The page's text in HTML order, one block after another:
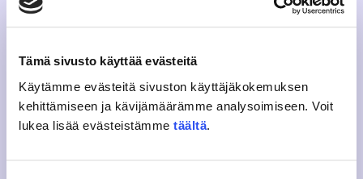
Tämä sivusto käyttää evästeitä
Käytämme evästeitä sivuston käyttäjäkokemuksen
kehittämiseen ja kävijämäärämme analysoimiseen. Voit
lukea lisää evästeistämme täältä.
Saarijärvellä opiskelevat voivat käyttää myös
Voit myös käyttää mitä tahansa YTHS:n toimipistettä
esim. kotipaikkakunnallasi!
Jäikö joku asia mietityttämään? Ei hätää, tässä
löytyy myösYTHS:njaKelannettisivuilta!